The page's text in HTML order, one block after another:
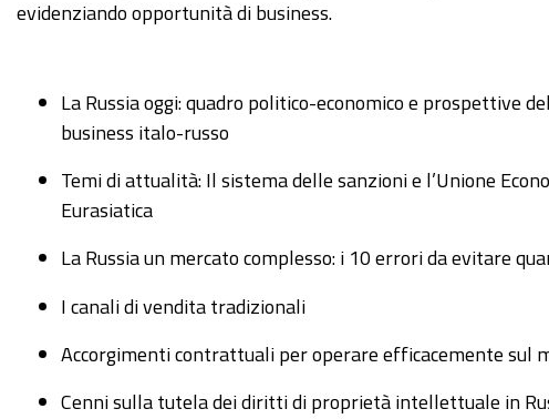
notizie-
notizie-
dell-
internazionalizzazione
Business
evidenziando opportunità di business.
La Russia oggi: quadro politico-economico e prospettive del
business italo-russo
Temi di attualità: Il sistema delle sanzioni e l’Unione
Eurasiatica
La Russia un mercato complesso: i 10 errori da evitare
I canali di vendita tradizionali
Accorgimenti contrattuali per operare efficacemente sul
Cenni sulla tutela dei diritti di proprietà intellettuale in